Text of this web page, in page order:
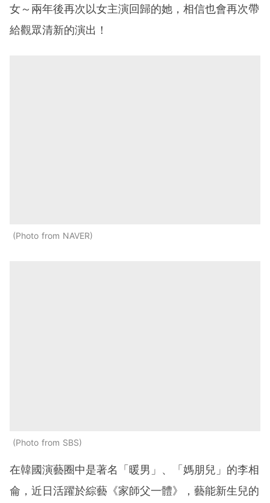
女～兩年後再次以女主演回歸的她，相信也會再次帶
給觀眾清新的演出！
Photo from NAVER
Photo from SBS
在韓國演藝圈中是著名「暖男」、「媽朋兒」的李相
侖，近日活躍於綜藝《家師父一體》，藝能新生兒的